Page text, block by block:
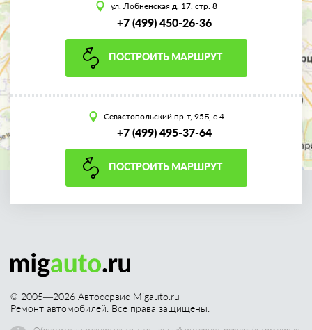
ул. Лобненская д. 17, стр. 8
+7 (499) 450-26-36
ПОСТРОИТЬ МАРШРУТ
Севастопольский пр-т, 95Б, с.4
+7 (499) 495-37-64
ПОСТРОИТЬ МАРШРУТ
© 2005—2026 Автосервис Migauto.ru
Ремонт автомобилей. Все права защищены.